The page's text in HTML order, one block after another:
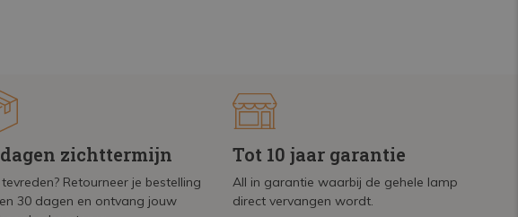
zichttermijn
Retourneer je bestelling
30 dagen en ontvang jouw
Tot 10 jaar garantie
All in garantie waarbij de gehele lamp
direct vervangen wordt.